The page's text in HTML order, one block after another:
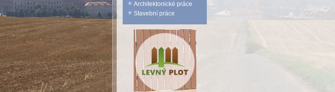
Architektonické práce
Stavební práce